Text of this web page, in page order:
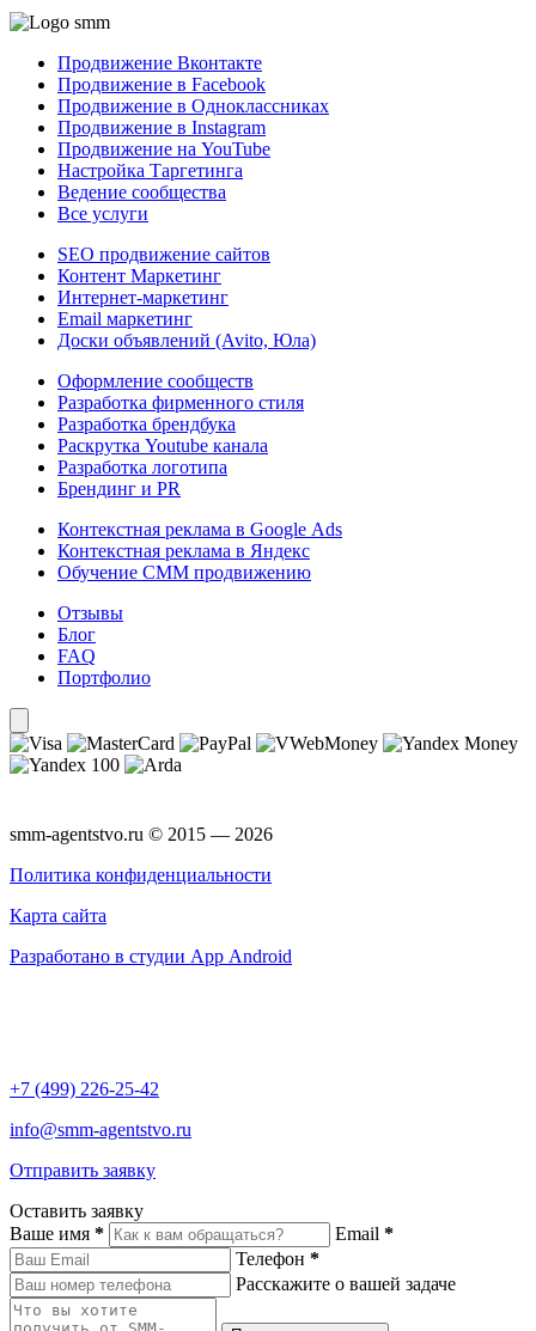
Продвижение Вконтакте
Продвижение в Facebook
Продвижение в Одноклассниках
Продвижение в Instagram
Продвижение на YouTube
Настройка Таргетинга
Ведение сообщества
Все услуги
SEO продвижение сайтов
Контент Маркетинг
Интернет-маркетинг
Email маркетинг
Доски объявлений (Avito, Юла)
Оформление сообществ
Разработка фирменного стиля
Разработка брендбука
Раскрутка Youtube канала
Разработка логотипа
Брендинг и PR
Контекстная реклама в Google Ads
Контекстная реклама в Яндекс
Обучение СММ продвижению
Отзывы
Блог
FAQ
Портфолио
smm-agentstvo.ru © 2015 — 2026
Политика конфиденциальности
Карта сайта
Разработано в студии App Android
+7 (499) 226-25-42
info@smm-agentstvo.ru
Отправить заявку
Оставить заявку
Ваше имя * Email *
Телефон *
Расскажите о вашей задаче